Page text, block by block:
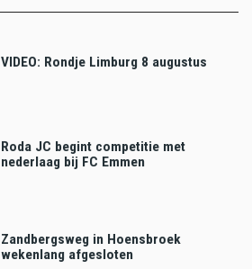
VIDEO: Rondje Limburg 8 augustus
Roda JC begint competitie met
nederlaag bij FC Emmen
Zandbergsweg in Hoensbroek
wekenlang afgesloten